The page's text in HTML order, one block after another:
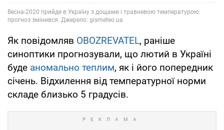
Як повідомляв OBOZREVATEL, раніше
синоптики прогнозували, що лютий в Україні
буде аномально теплим, як і його попередник
січень. Відхилення від температурної норми
складе близько 5 градусів.